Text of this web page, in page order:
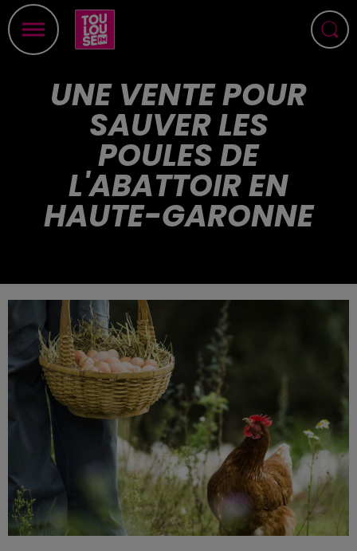
UNE VENTE POUR
SAUVER LES
POULES DE
L'ABATTOIR EN
HAUTE-GARONNE